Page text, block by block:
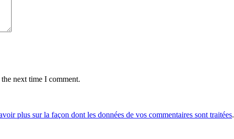
next time I comment.
plus sur la façon dont les données de vos commentaires sont traitées.